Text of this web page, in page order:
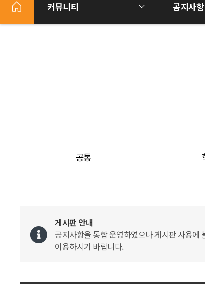
커뮤니티 공지사항
공통
게시판 안내
공지사항을 통합 운영하였으나 게시판 사용
이용하시기 바랍니다.